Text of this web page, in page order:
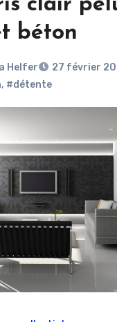
clair
béton
Helfer
27 février
, #détente